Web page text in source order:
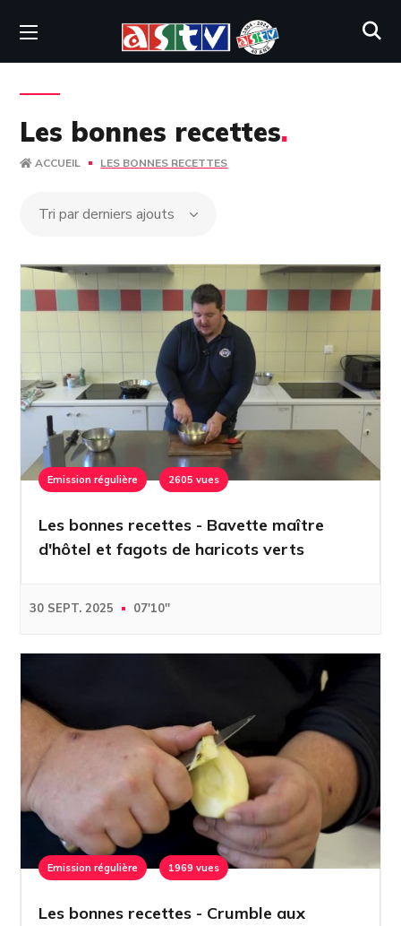
Les bonnes recettes.
ACCUEIL LES BONNES RECETTES
Emission régulière 2605 vues
Les bonnes recettes - Bavette maître
d'hôtel et fagots de haricots verts
30 SEPT. 2025 07'10''
Emission régulière 1969 vues
Les bonnes recettes - Crumble aux